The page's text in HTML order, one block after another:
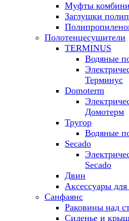
Муфты
Заглушки
Полотенцесушители
TERMINUS
Водяные
Терминус
Domoterm
Домотерм
Тругор
Водяные
Secado
Secado
Двин
Аксессуары
Санфаянс
Раковины над
Сиденье и